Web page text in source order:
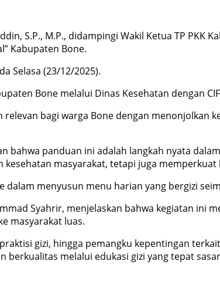
S.P., M.P., didampingi Wakil Ketua TP PKK
Kabupaten Bone.
Selasa (23/12/2025).
Bone melalui Dinas Kesehatan dengan
bagi warga Bone dengan menonjolkan
bahwa panduan ini adalah langkah nyata
masyarakat, tetapi juga
menyusun menu harian yang bergizi
Syahrir, menjelaskan bahwa kegiatan ini
masyarakat luas.
gizi, hingga pemangku kepentingan
berkualitas melalui edukasi gizi yang tepat